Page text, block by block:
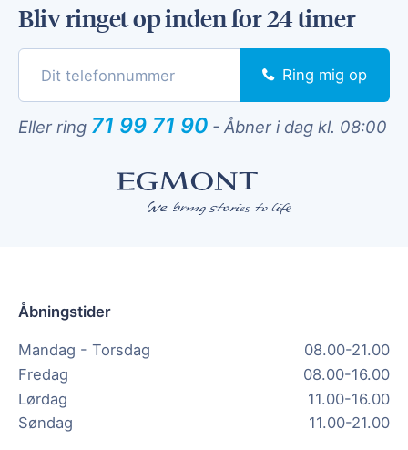
Bliv ringet op inden for 24 timer
Ring mig op
Eller ring 71 99 71 90 - Åbner i dag kl. 08:00
Åbningstider
Mandag - Torsdag
08.00-21.00
Fredag
08.00-16.00
Lørdag
11.00-16.00
Søndag
11.00-21.00